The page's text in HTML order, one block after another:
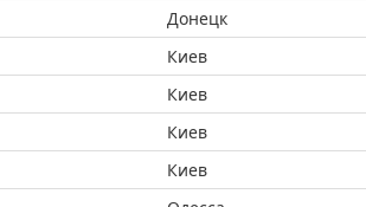
Донецк
Киев
Киев
Киев
Киев